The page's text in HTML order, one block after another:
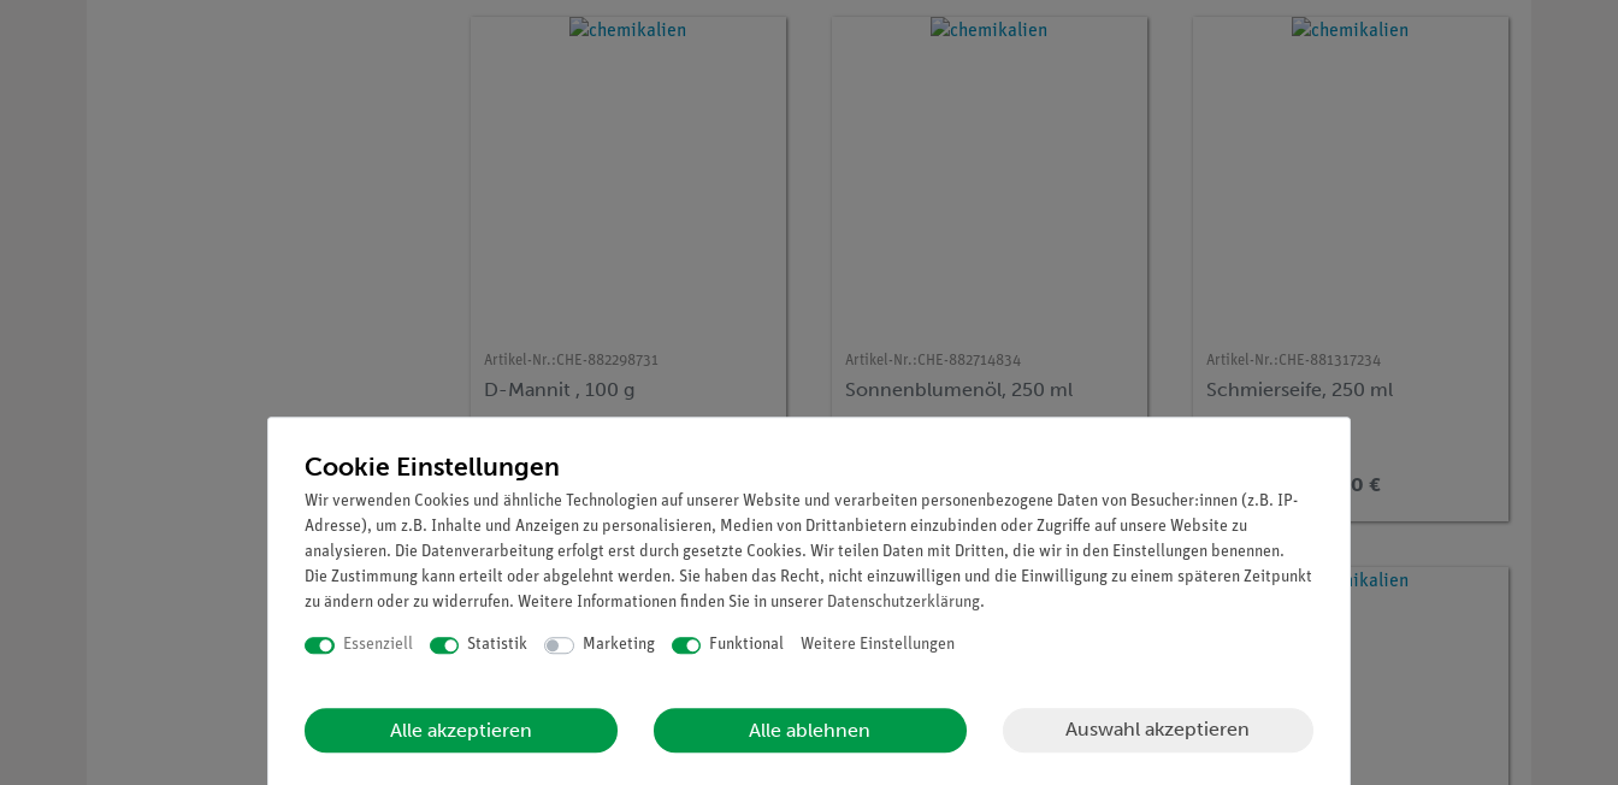
Artikel-Nr.:CHE-882298731
D-Mannit , 100 g
Artikel-Nr.:CHE-882714834
Sonnenblumenöl, 250 ml
Artikel-Nr.:CHE-881317234
Schmierseife, 250 ml
6,80 €
Cookie Einstellungen
Wir verwenden Cookies und ähnliche Technologien auf unserer Website und verarbeiten personenbezogene Daten von Besucher:innen (z.B. IP-
Adresse), um z.B. Inhalte und Anzeigen zu personalisieren, Medien von Drittanbietern einzubinden oder Zugriffe auf unsere Website zu
analysieren. Die Datenverarbeitung erfolgt erst durch gesetzte Cookies. Wir teilen Daten mit Dritten, die wir in den Einstellungen benennen.
Die Zustimmung kann erteilt oder abgelehnt werden. Sie haben das Recht, nicht einzuwilligen und die Einwilligung zu einem späteren Zeitpunkt
zu ändern oder zu widerrufen. Weitere Informationen finden Sie in unserer Daten­schutz­erklärung.
Essenziell Statistik Marketing Funktional Weitere Einstellungen
Alle akzeptieren Alle ablehnen Auswahl akzeptieren